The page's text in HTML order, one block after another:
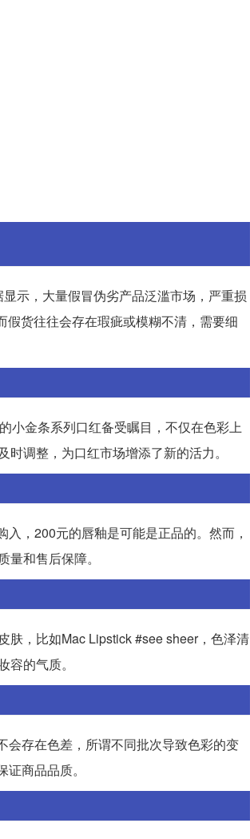
示，大量假冒伪劣产品泛滥市场，严重损
货往往会存在瑕疵或模糊不清，需要细
小金条系列口红备受瞩目，不仅在色彩上
调整，为口红市场增添了新的活力。
，200元的唇釉是可能是正品的。然而，
和售后保障。
肤，比如Mac Lipstick #see sheer，色泽清
的气质。
会存在色差，所谓不同批次导致色彩的变
商品品质。